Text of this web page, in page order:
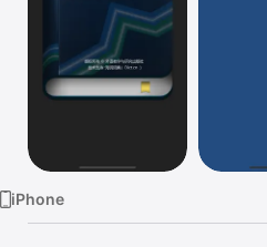
iPhone